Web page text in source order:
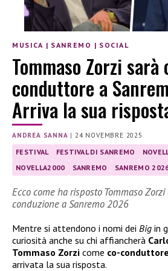
MUSICA | SANREMO | SOCIAL
Tommaso Zorzi sarà
conduttore a
Arriva la sua
ANDREA SANNA |24 NOVEMBRE 2025
FESTIVAL FESTIVAL DI SANREMO
NOVELLA2000
SANREMO SANREMO
Ecco come ha risposto Tommaso
conduzione a Sanremo 2026
Mentre si attendono i nomi dei Big in
curiosità anche su chi affiancherà
Tommaso Zorzi come co-conduttore
arrivata la sua risposta.